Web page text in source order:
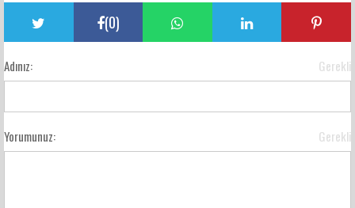
(0)
Adınız: Gerekli
Yorumunuz: Gerekli